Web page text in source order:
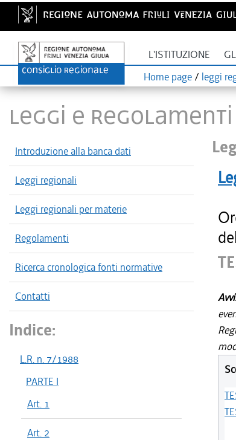
L'ISTITUZIONE
Home page / leggi
LEGGI E REGOLAMENTI
Introduzione alla banca dati
Leggi regionali
Leggi regionali per materie
Regolamenti
Ricerca cronologica fonti normative
Contatti
Indice:
L.R. n. 7/1988
PARTE I
Art. 1
Art. 2